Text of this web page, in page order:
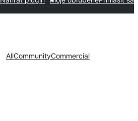
AllCommunityCommercial